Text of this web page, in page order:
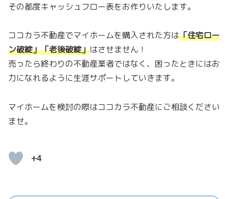
その都度キャッシュフロー表をお作りいたします。
ココカラ不動産でマイホームを購入された方は「住宅ロー
ン破綻」「老後破綻」はさせません！
売ったら終わりの不動産業者ではなく、困ったときにはお
力になれるように生涯サポートしていきます。
マイホームを検討の際はココカラ不動産にご相談ください
ませ。
+4